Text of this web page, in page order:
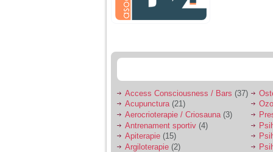
De 4 ani am o relatie
serioasa cu un barbat
sa se manifeste o
Ma aflu aici pentru ca
vreau sa stiu daca am
nevoie de un psiholog
sau psihiatru.
Access Consciousness / Bars (37)
Acupunctura(21)
Aerocrioterapie / Criosauna (3)
Antrenament sportiv (4)
Apiterapie (15)
Argiloterapie (2)